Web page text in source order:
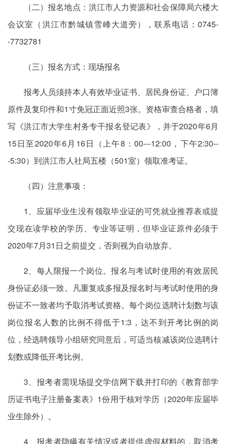
（二）报名地点：洪江市人力资源和社会保障局六楼大
会议室（洪江市黔城镇雪峰大道旁），联系电话：0745-
-7732781
（三）报名方式：现场报名
报考人员须持本人有效毕业证书、居民身份证、户口簿
原件及复印件和1寸免冠正面近照3张。资格审查合格者，填
写《洪江市大学生村务专干报名登记表》，并于2020年6月
15日至2020年6月16日（上午8：00---12:00，下午2:30--
-5:30）到洪江市人社局五楼（501室）领取准考证。
（四）注意事项：
1、应届毕业生没有领取毕业证的可凭就业推荐表或提
交现在读学校的学历、专业等证明，但毕业证原件必须于
2020年7月31日之前提交，否则视为自动放弃。
2、每人限报一个岗位。报名与考试时使用的有效居民
身份证必须一致。凡重复或多报及报名时与考试时使用的身
份证不一致者均予取消考试资格。每个岗位选聘计划数与该
岗位报名人数的比例不得低于1:3，达不到开考比例的岗
位，经选聘领导小组研究同意后，可适当核减该岗位选聘计
划数或降低开考比例。
3、报考者需现场提交学信网下载并打印的《教育部学
历证书电子注册备案表》1份用于核对学历（2020年应届毕
业生除外）。
4、报考者隐瞒有关情况或者提供虚假材料的，取消考